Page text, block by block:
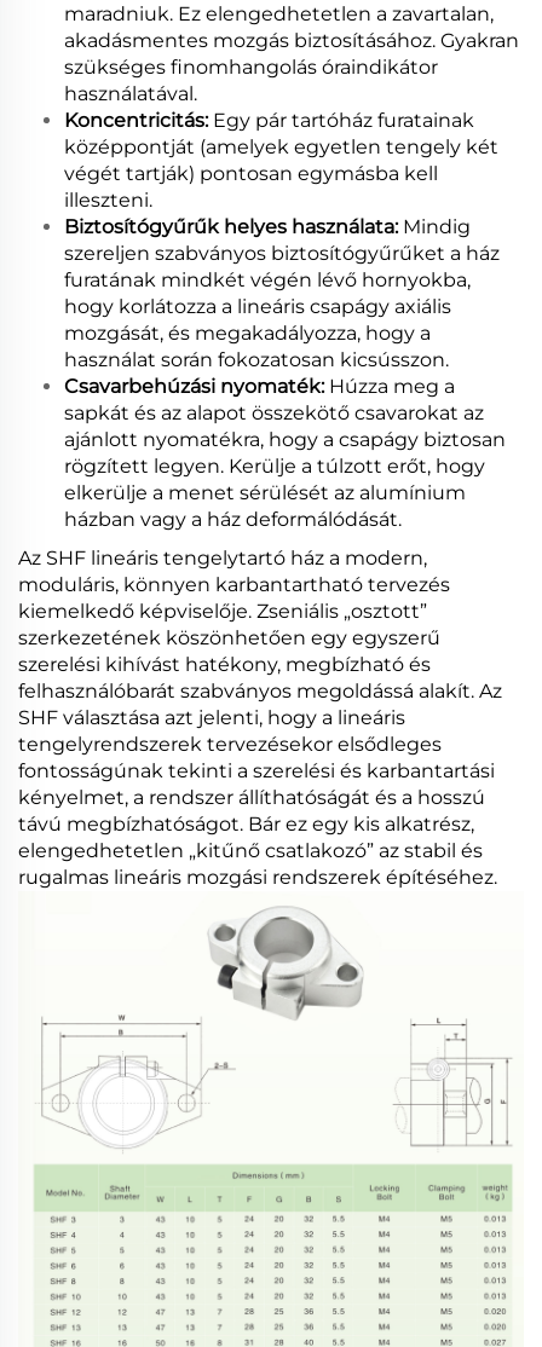
maradniuk. Ez elengedhetetlen a zavartalan,
akadásmentes mozgás biztosításához. Gyakran
szükséges finomhangolás óraindikátor
használatával.
Koncentricitás: Egy pár tartóház furatainak
középpontját (amelyek egyetlen tengely két
végét tartják) pontosan egymásba kell
illeszteni.
Biztosítógyűrűk helyes használata: Mindig
szereljen szabványos biztosítógyűrűket a ház
furatának mindkét végén lévő hornyokba,
hogy korlátozza a lineáris csapágy axiális
mozgását, és megakadályozza, hogy a
használat során fokozatosan kicsússzon.
Csavarbehúzási nyomaték: Húzza meg a
sapkát és az alapot összekötő csavarokat az
ajánlott nyomatékra, hogy a csapágy biztosan
rögzített legyen. Kerülje a túlzott erőt, hogy
elkerülje a menet sérülését az alumínium
házban vagy a ház deformálódását.
Az SHF lineáris tengelytartó ház a modern,
moduláris, könnyen karbantartható tervezés
kiemelkedő képviselője. Zseniális „osztott”
szerkezetének köszönhetően egy egyszerű
szerelési kihívást hatékony, megbízható és
felhasználóbarát szabványos megoldássá alakít. Az
SHF választása azt jelenti, hogy a lineáris
tengelyrendszerek tervezésekor elsődleges
fontosságúnak tekinti a szerelési és karbantartási
kényelmet, a rendszer állíthatóságát és a hosszú
távú megbízhatóságot. Bár ez egy kis alkatrész,
elengedhetetlen „kitűnő csatlakozó” az stabil és
rugalmas lineáris mozgási rendszerek építéséhez.